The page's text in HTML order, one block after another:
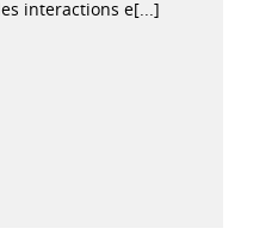
interactions e[...]